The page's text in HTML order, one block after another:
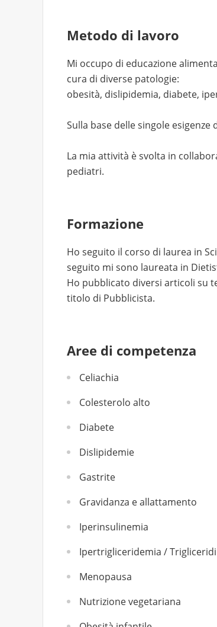
Metodo di lavoro
Mi occupo di educazione
cura di diverse patologie:
obesità, dislipidemia, diabete,
Sulla base delle singole
La mia attività è svolta in
pediatri.
Formazione
Ho seguito il corso di laurea in
seguito mi sono laureata in
Ho pubblicato diversi articoli su
titolo di Pubblicista.
Aree di competenza
Celiachia
Colesterolo alto
Diabete
Dislipidemie
Gastrite
Gravidanza e allattamento
Iperinsulinemia
Ipertrigliceridemia /
Menopausa
Nutrizione vegetariana